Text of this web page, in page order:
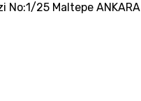
No:1/25 Maltepe ANKARA